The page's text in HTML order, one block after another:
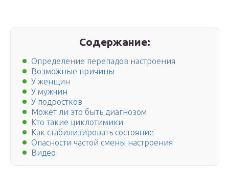
Содержание:
Определение перепадов настроения
Возможные причины
У женщин
У мужчин
У подростков
Может ли это быть диагнозом
Кто такие циклотимики
Как стабилизировать состояние
Опасности частой смены настроения
Видео